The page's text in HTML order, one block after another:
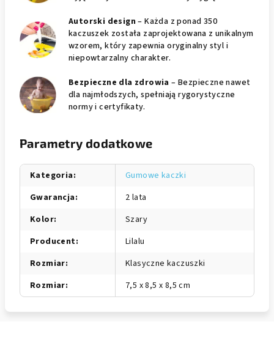
Autorski design – Każda z ponad 350
kaczuszek została zaprojektowana z unikalnym
wzorem, który zapewnia oryginalny styl i
niepowtarzalny charakter.
Bezpieczne dla zdrowia – Bezpieczne nawet
dla najmłodszych, spełniają rygorystyczne
normy i certyfikaty.
Parametry dodatkowe
Kategoria:
Gumowe kaczki
Gwarancja:
2 lata
Kolor:
Szary
Producent:
Lilalu
Rozmiar:
Klasyczne kaczuszki
Rozmiar: 7,5 x 8,5 x 8,5 cm